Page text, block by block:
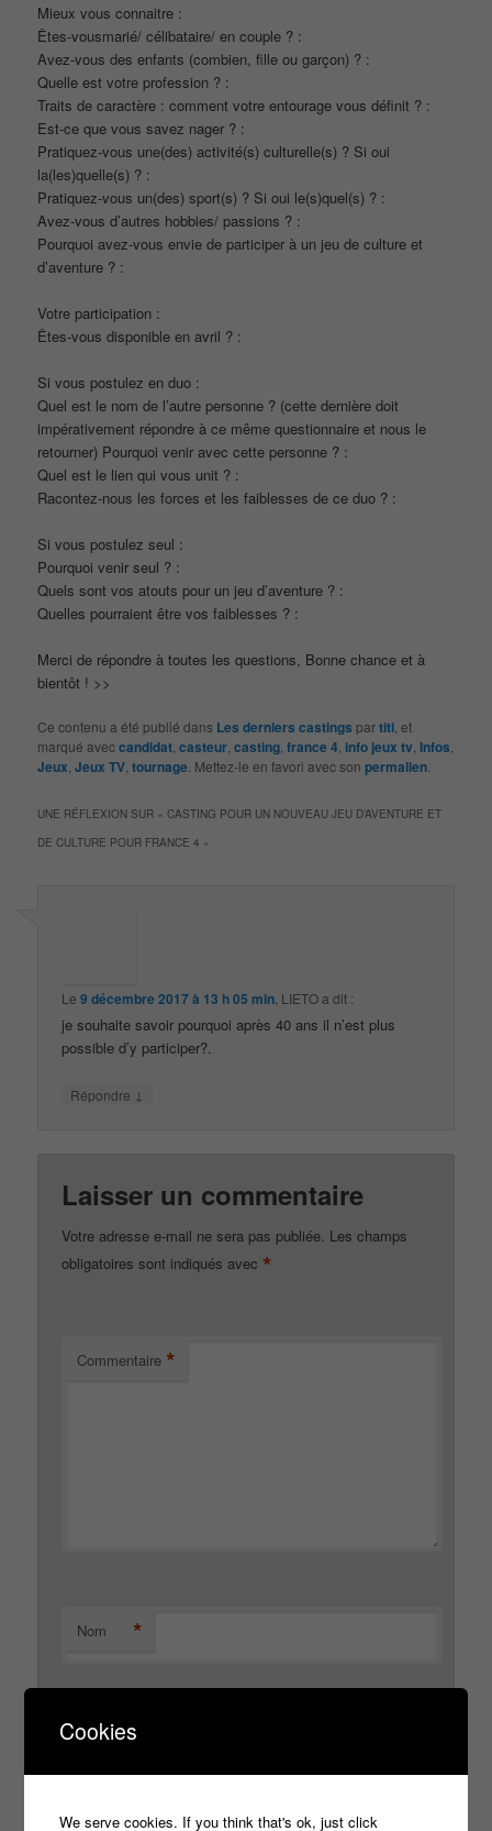
Mieux vous connaitre :
Êtes-vousmarié/ célibataire/ en couple ? :
Avez-vous des enfants (combien, fille ou garçon) ? :
Quelle est votre profession ? :
Traits de caractère : comment votre entourage vous définit ? :
Est-ce que vous savez nager ? :
Pratiquez-vous une(des) activité(s) culturelle(s) ? Si oui
la(les)quelle(s) ? :
Pratiquez-vous un(des) sport(s) ? Si oui le(s)quel(s) ? :
Avez-vous d’autres hobbies/ passions ? :
Pourquoi avez-vous envie de participer à un jeu de culture et
d’aventure ? :
Votre participation :
Êtes-vous disponible en avril ? :
Si vous postulez en duo :
Quel est le nom de l’autre personne ? (cette dernière doit
impérativement répondre à ce même questionnaire et nous le
retourner) Pourquoi venir avec cette personne ? :
Quel est le lien qui vous unit ? :
Racontez-nous les forces et les faiblesses de ce duo ? :
Si vous postulez seul :
Pourquoi venir seul ? :
Quels sont vos atouts pour un jeu d’aventure ? :
Quelles pourraient être vos faiblesses ? :
Merci de répondre à toutes les questions, Bonne chance et à
bientôt ! >>
Ce contenu a été publié dans Les derniers castings partiti , et
marqué aveccandidat ,casteur ,casting ,france 4 info jeux tv Infos
Jeux ,Jeux TV ,tournage . Mettez-le en favori avec sonpermalien
UNE RÉFLEXION SUR «CASTING POUR UN NOUVEAU JEU D’AVENTURE ET
DE CULTURE POUR FRANCE 4 »
Le9 décembre 2017 à 13 h 05 min LIETOa dit :
je souhaite savoir pourquoi après 40 ans il n’est plus
possible d’y participer?.
Répondre ↓
Laisser un commentaire
Votre adresse e-mail ne sera pas publiée. Les champs
obligatoires sont indiqués avec *
Commentaire *
Nom *
E-mail *
Cookies
We serve cookies. If you think that's ok, just click